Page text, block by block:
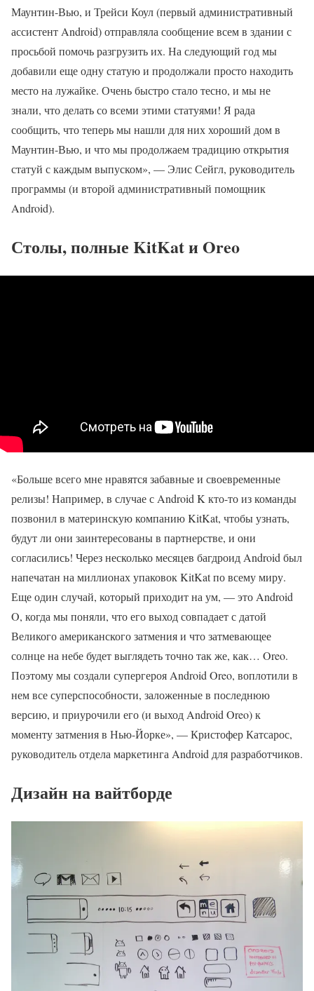
Маунтин-Вью, и Трейси Коул (первый административный
ассистент Android) отправляла сообщение всем в здании с
просьбой помочь разгрузить их. На следующий год мы
добавили еще одну статую и продолжали просто находить
место на лужайке. Очень быстро стало тесно, и мы не
знали, что делать со всеми этими статуями! Я рада
сообщить, что теперь мы нашли для них хороший дом в
Маунтин-Вью, и что мы продолжаем традицию открытия
статуй с каждым выпуском», — Элис Сейгл, руководитель
программы (и второй административный помощник
Android).
Столы, полные KitKat и Oreo
«Больше всего мне нравятся забавные и своевременные
релизы! Например, в случае с Android K кто-то из команды
позвонил в материнскую компанию KitKat, чтобы узнать,
будут ли они заинтересованы в партнерстве, и они
согласились! Через несколько месяцев багдроид Android был
напечатан на миллионах упаковок KitKat по всему миру.
Еще один случай, который приходит на ум, — это Android
O, когда мы поняли, что его выход совпадает с датой
Великого американского затмения и что затмевающее
солнце на небе будет выглядеть точно так же, как… Oreo.
Поэтому мы создали супергероя Android Oreo, воплотили в
нем все суперспособности, заложенные в последнюю
версию, и приурочили его (и выход Android Oreo) к
моменту затмения в Нью-Йорке», — Кристофер Катсарос,
руководитель отдела маркетинга Android для разработчиков.
Дизайн на вайтборде